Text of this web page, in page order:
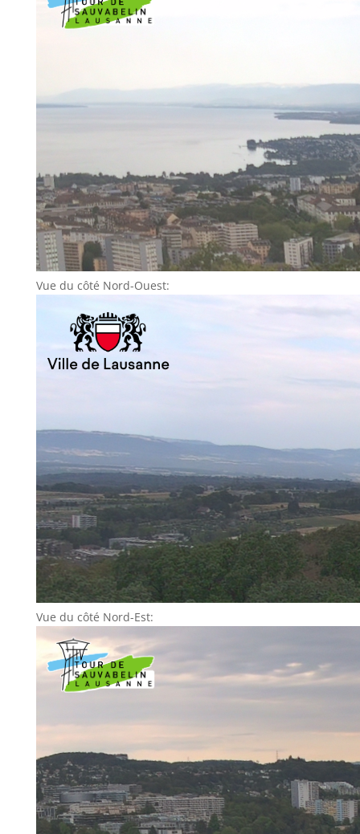
Vue du côté Nord-Ouest:
Vue du côté Nord-Est: